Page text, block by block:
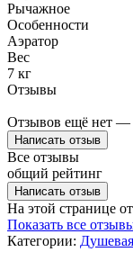
Рычажное
Особенности
Аэратор
Вес
7 кг
Отзывы
Отзывов ещё нет —
Написать отзыв
Все отзывы
общий рейтинг
Написать отзыв
На этой странице
Показать все
Категории: